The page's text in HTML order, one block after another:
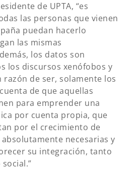
de UPTA, “es
las personas que vienen
puedan hacerlo
las mismas
los datos son
los discursos xenófobos y
razón de ser, solamente los
de que aquellas
para emprender una
por cuenta propia, que
por el crecimiento de
necesarias y
su integración, tanto